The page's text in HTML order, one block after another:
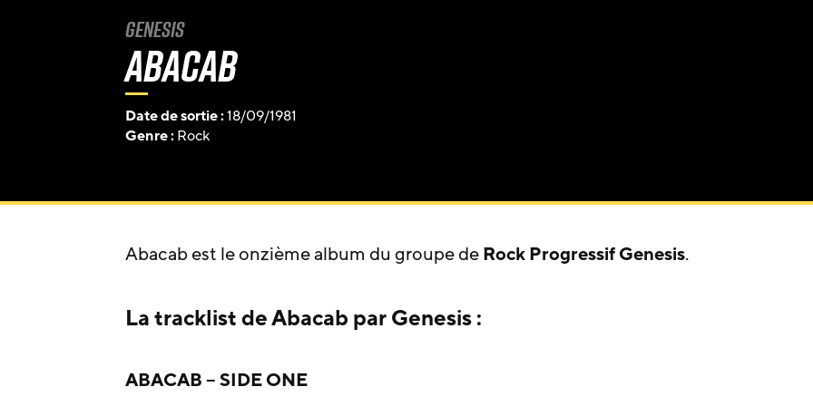
Genesis
Abacab
Date de sortie :18/09/1981
Genre :Rock
Abacab est le onzième album du groupe deRock ProgressifGenesis.
La tracklist de Abacab par Genesis :
ABACAB – SIDE ONE